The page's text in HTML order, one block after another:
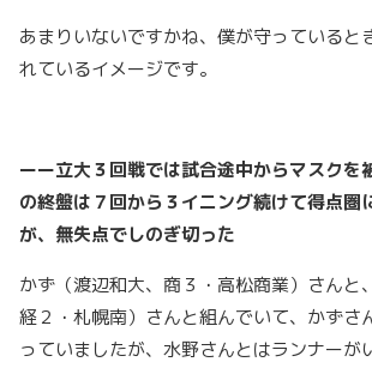
あまりいないですかね、僕が守っていると
れているイメージです。
ーー立大３回戦では試合途中からマスクを
の終盤は７回から３イニング続けて得点圏
が、無失点でしのぎ切った
かず（渡辺和大、商３・高松商業）さんと
経２・札幌南）さんと組んでいて、かずさ
っていましたが、水野さんとはランナーが